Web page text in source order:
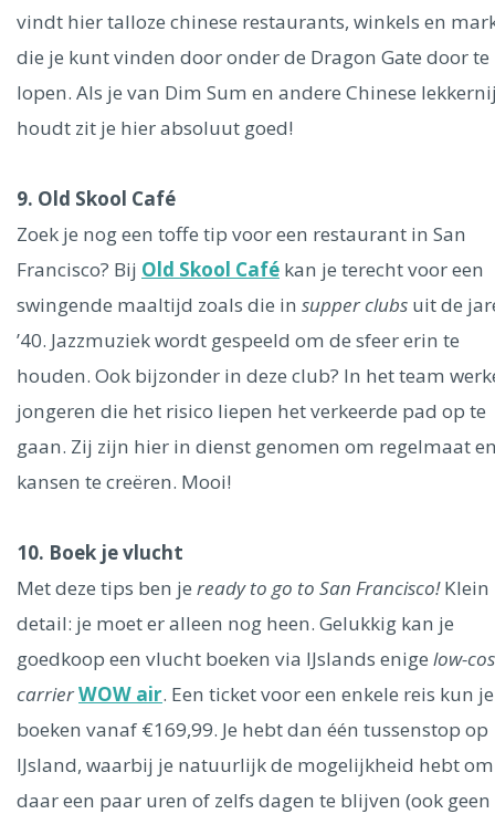
vindt hier talloze chinese restaurants, winkels en
die je kunt vinden door onder de Dragon Gate door te
lopen. Als je van Dim Sum en andere Chinese
houdt zit je hier absoluut goed!
9. Old Skool Café
Zoek je nog een toffe tip voor een restaurant in San
Francisco? Bij Old Skool Café kan je terecht voor een
swingende maaltijd zoals die in supper clubs uit de
’40. Jazzmuziek wordt gespeeld om de sfeer erin te
houden. Ook bijzonder in deze club? In het team
jongeren die het risico liepen het verkeerde pad op te
gaan. Zij zijn hier in dienst genomen om regelmaat
kansen te creëren. Mooi!
10. Boek je vlucht
Met deze tips ben je ready to go to San Francisco!Klein
detail: je moet er alleen nog heen. Gelukkig kan je
goedkoop een vlucht boeken via IJslands enige low-
carrierWOW air. Een ticket voor een enkele reis kun
boeken vanaf €169,99. Je hebt dan één tussenstop op
IJsland, waarbij je natuurlijk de mogelijkheid hebt
daar een paar uren of zelfs dagen te blijven (ook geen